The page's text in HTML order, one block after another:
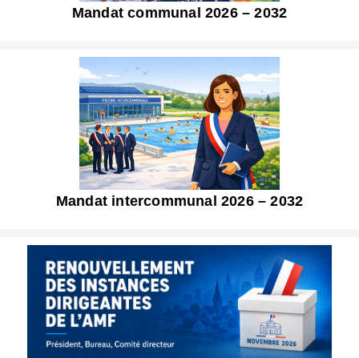
Mandat communal 2026 – 2032
Mandat intercommunal 2026 – 2032